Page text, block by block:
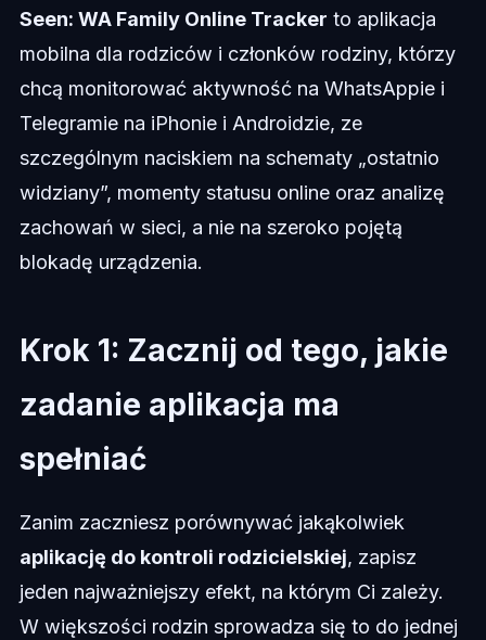
Seen: WA Family Online Tracker to aplikacja
mobilna dla rodziców i członków rodziny, którzy
chcą monitorować aktywność na WhatsAppie i
Telegramie na iPhonie i Androidzie, ze
szczególnym naciskiem na schematy „ostatnio
widziany”, momenty statusu online oraz analizę
zachowań w sieci, a nie na szeroko pojętą
blokadę urządzenia.
Krok 1: Zacznij od tego, jakie
zadanie aplikacja ma
spełniać
Zanim zaczniesz porównywać jakąkolwiek
aplikację do kontroli rodzicielskiej, zapisz
jeden najważniejszy efekt, na którym Ci zależy.
W większości rodzin sprowadza się to do jednej